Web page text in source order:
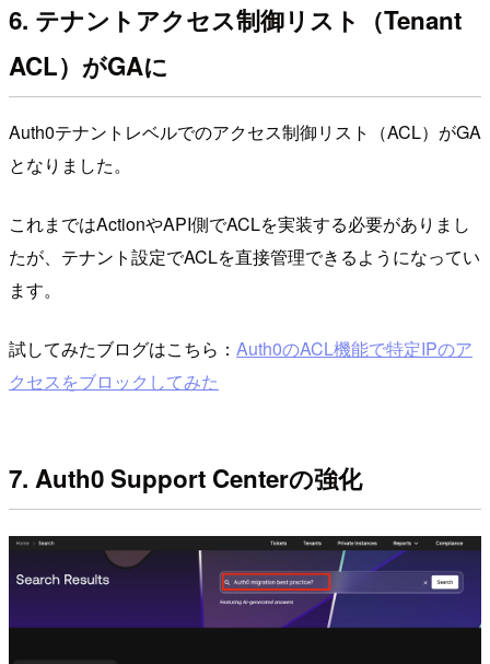
6. テナントアクセス制御リスト（Tenant
ACL）がGAに
Auth0テナントレベルでのアクセス制御リスト（ACL）がGA
となりました。
これまではActionやAPI側でACLを実装する必要がありまし
たが、テナント設定でACLを直接管理できるようになってい
ます。
試してみたブログはこちら： Auth0のACL機能で特定IPのア
クセスをブロックしてみた
7. Auth0 Support Centerの強化